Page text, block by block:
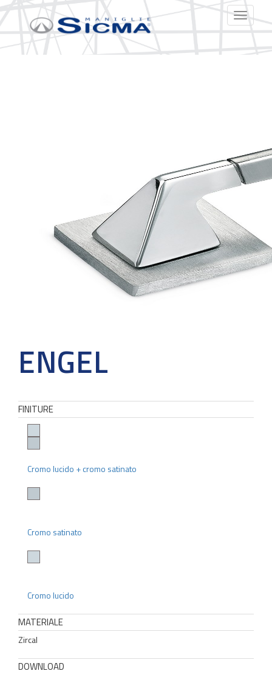
ENGEL
FINITURE
Cromo lucido + cromo satinato
Cromo satinato
Cromo lucido
MATERIALE
Zircal
DOWNLOAD